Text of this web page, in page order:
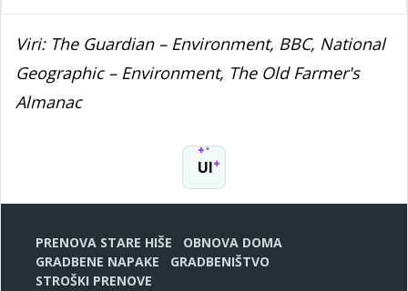
Viri: The Guardian – Environment, BBC, National
Geographic – Environment, The Old Farmer's
Almanac
UI
PRENOVA STARE HIŠE
OBNOVA DOMA
GRADBENE NAPAKE
GRADBENIŠTVO
STROŠKI PRENOVE